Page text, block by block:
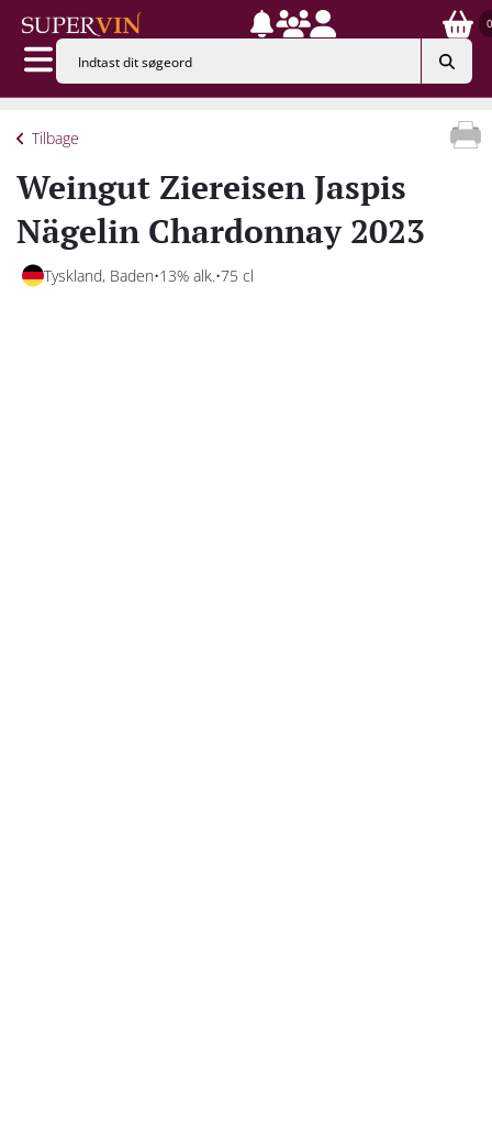
0
Tilbage
Weingut Ziereisen Jaspis
Nägelin Chardonnay 2023
Tyskland, Baden 13% alk. 75 cl